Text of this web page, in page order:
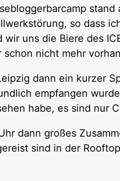
so dass
wir uns die Biere des
schon nicht mehr
dann ein kurzer
empfangen
habe, es sind nur
dann großes
sind in der